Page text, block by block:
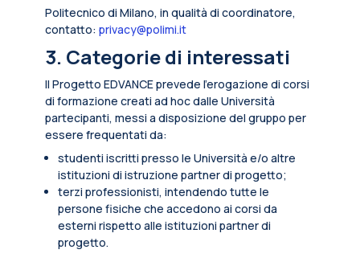
Politecnico di Milano, in qualità di coordinatore,
contatto: privacy@polimi.it
3. Categorie di interessati
Il Progetto EDVANCE prevede l’erogazione di corsi
di formazione creati ad hoc dalle Università
partecipanti, messi a disposizione del gruppo per
essere frequentati da:
studenti iscritti presso le Università e/o altre
istituzioni di istruzione partner di progetto;
terzi professionisti, intendendo tutte le
persone fisiche che accedono ai corsi da
esterni rispetto alle istituzioni partner di
progetto.